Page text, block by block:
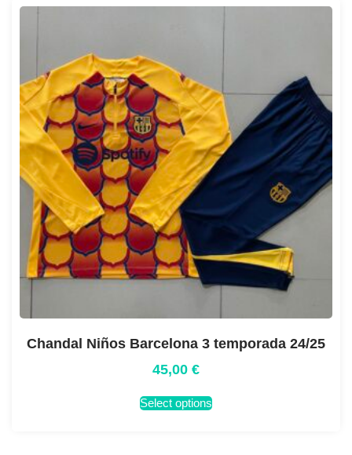
Chandal Niños Barcelona 3 temporada 24/25
45,00 €
Select options